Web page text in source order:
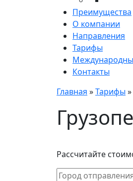
Преимущества
О компании
Направления
Тарифы
Контакты
Главная »Тарифы »
Рассчитайте